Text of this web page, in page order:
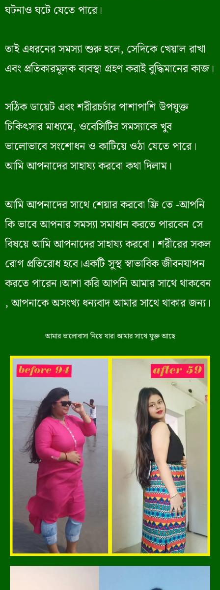
ঘটনাও ঘটে যেতে পারে।
তাই এধরনের সমস্যা শুরু হলে, সেদিকে খেয়াল রাখা
এবং প্রতিকারমূলক ব্যবস্থা গ্রহণ করাই বুদ্ধিমানের কাজ।
সঠিক ডায়েট এবং শরীরচর্চার পাশাপাশি উপযুক্ত
চিকিৎসার মাধ্যমে, ওবেসিটির সমস্যাকে খুব
ভালোভাবে সংশোধন ও কাটিয়ে ওঠা যেতে পারে।
আমি আপনাদের সাহায্য করবো কথা দিলাম।
আমি আপনাদের সাথে শেয়ার করবো ফ্রি তে -আপনি
কি ভাবে আপনার সমস্যা সমাধান করতে পারবেন সে
বিষয়ে আমি আপনাদের সাহায্য করবো। শরীরের সকল
রোগ প্রতিরোধ হবে।একটি সুস্থ স্বাভাবিক জীবনযাপন
করতে পারেন।আশা করি আপনি আমার সাথে থাকবেন
, আপনাকে অসংখ্য ধন্যবাদ আমার সাথে থাকার জন্য।
আমার ভালোবাসা নিয়ে যারা আমার সাথে যুক্ত আছে